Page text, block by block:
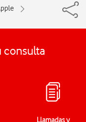
consulta
Llamadas y